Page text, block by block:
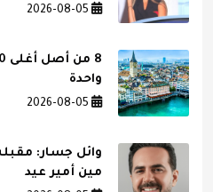
واحدة
وائل جسار:
مين أمير عيد